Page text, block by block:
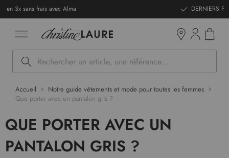
Rechercher
Accueil
Notre guide vêtements et mode pour toutes les femmes
Que porter avec un pantalon gris ?
QUE PORTER AVEC UN
PANTALON GRIS ?